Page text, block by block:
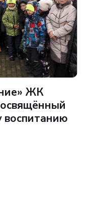
ЖК
воспитанию